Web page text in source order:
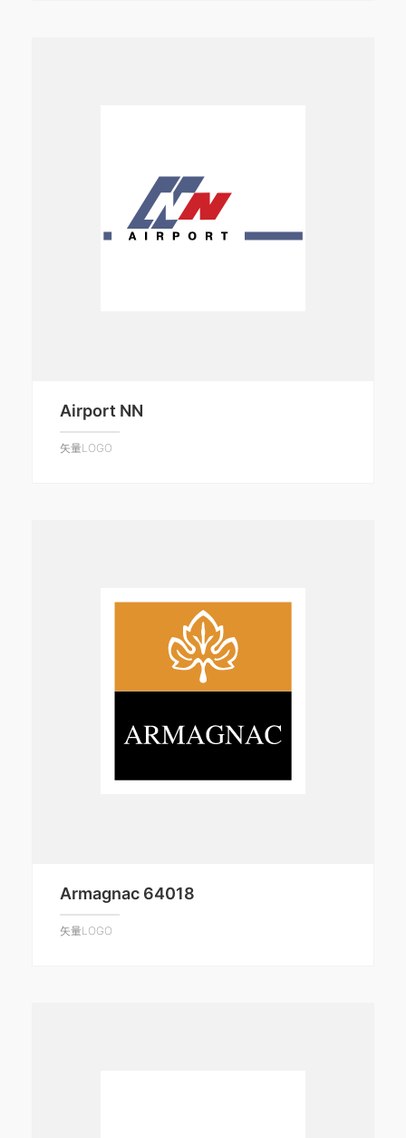
Airport NN
矢量LOGO
Armagnac 64018
矢量LOGO